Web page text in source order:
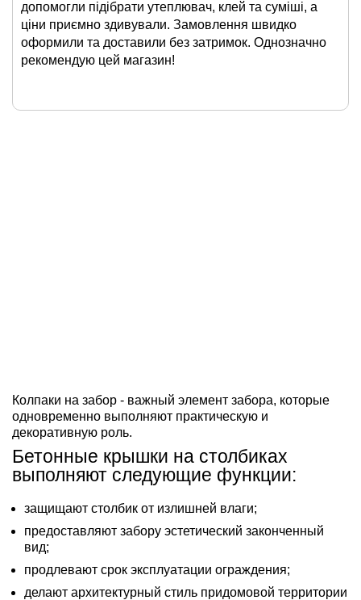
допомогли підібрати утеплювач, клей та суміші, а
ціни приємно здивували. Замовлення швидко
оформили та доставили без затримок. Однозначно
рекомендую цей магазин!
Колпаки на забор - важный элемент забора, которые
одновременно выполняют практическую и
декоративную роль.
Бетонные крышки на столбиках
выполняют следующие функции:
защищают столбик от излишней влаги;
предоставляют забору эстетический законченный
вид;
продлевают срок эксплуатации ограждения;
делают архитектурный стиль придомовой территории